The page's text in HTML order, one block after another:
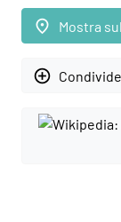
place Mostra
add_circle_outline